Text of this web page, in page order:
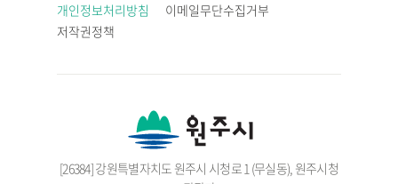
개인정보처리방침
이메일무단수집거부
저작권정책
[26384] 강원특별자치도 원주시 시청로 1 (무실동), 원주시청